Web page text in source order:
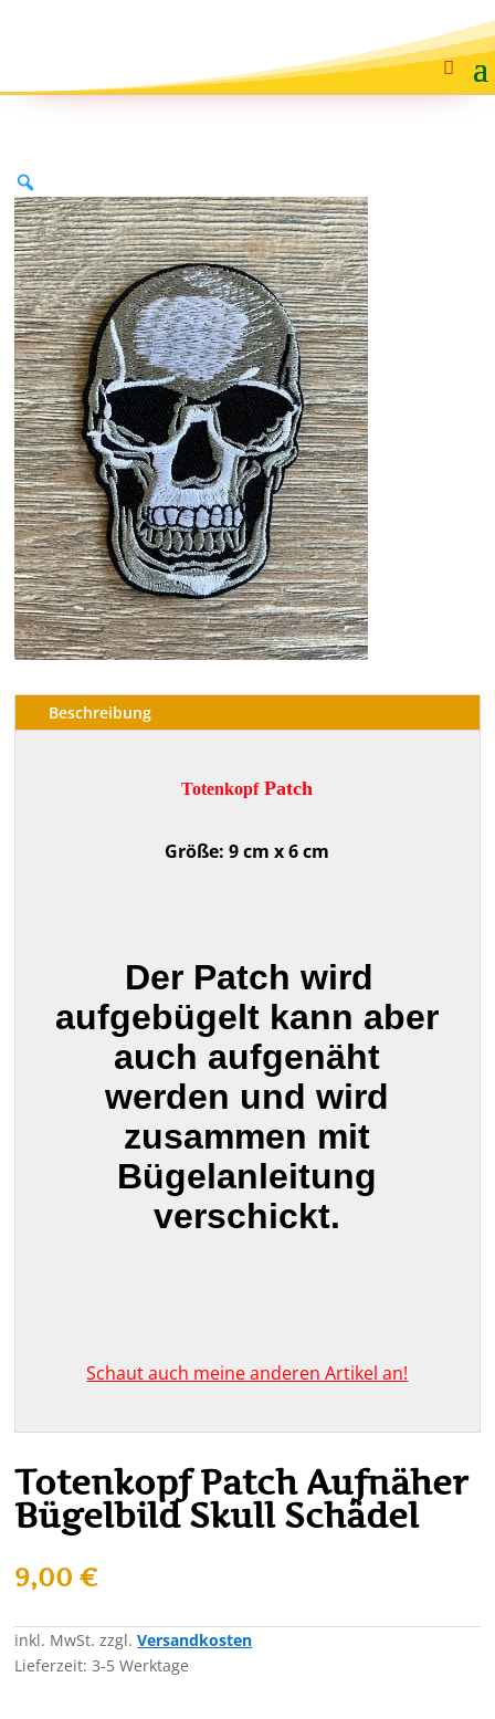
Beschreibung
TotenkopfPatch
Größe: 9 cm x 6 cm
Der Patch wird
aufgebügelt kann aber
auch aufgenäht
werden und wird
zusammen mit
Bügelanleitung
verschickt.
Schaut auch meine anderen Artikel an!
Totenkopf Patch Aufnäher
Bügelbild Skull Schädel
9,00€
inkl. MwSt. zzgl.Versandkosten
Lieferzeit:3-5 Werktage